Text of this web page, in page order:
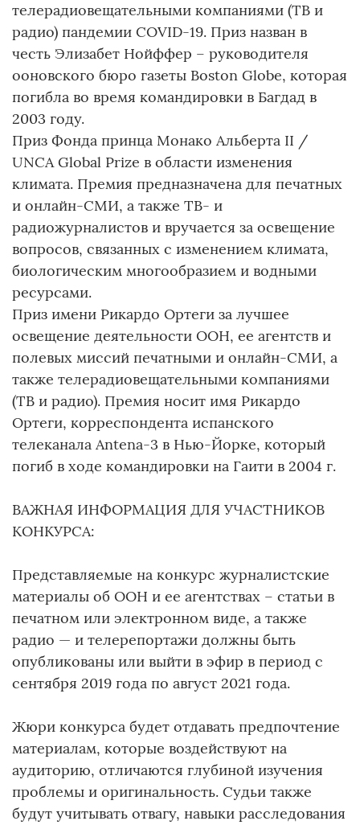
телерадиовещательными компаниями (ТВ и
радио) пандемии COVID-19. Приз назван в
честь Элизабет Нойффер – руководителя
ооновского бюро газеты Boston Globe, которая
погибла во время командировки в Багдад в
2003 году.
Приз Фонда принца Монако Альберта II /
UNCA Global Prize в области изменения
климата. Премия предназначена для печатных
и онлайн-СМИ, а также ТВ- и
радиожурналистов и вручается за освещение
вопросов, связанных с изменением климата,
биологическим многообразием и водными
ресурсами.
Приз имени Рикардо Ортеги за лучшее
освещение деятельности ООН, ее агентств и
полевых миссий печатными и онлайн-СМИ, а
также телерадиовещательными компаниями
(ТВ и радио). Премия носит имя Рикардо
Ортеги, корреспондента испанского
телеканала Antena-3 в Нью-Йорке, который
погиб в ходе командировки на Гаити в 2004 г.
ВАЖНАЯ ИНФОРМАЦИЯ ДЛЯ УЧАСТНИКОВ
КОНКУРСА:
Представляемые на конкурс журналистские
материалы об ООН и ее агентствах – статьи в
печатном или электронном виде, а также
радио — и телерепортажи должны быть
опубликованы или выйти в эфир в период с
сентября 2019 года по август 2021 года.
Жюри конкурса будет отдавать предпочтение
материалам, которые воздействуют на
аудиторию, отличаются глубиной изучения
проблемы и оригинальность. Судьи также
будут учитывать отвагу, навыки расследования